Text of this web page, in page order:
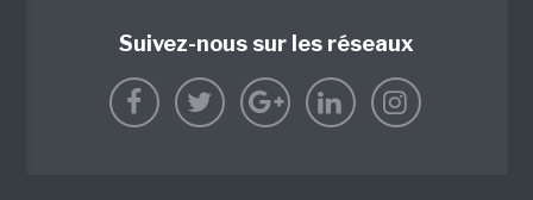
Suivez-nous sur les réseaux